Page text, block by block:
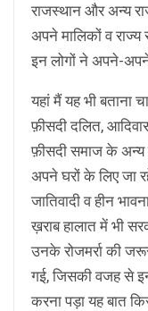
राजस्थान और अन्य
अपने मालिकों व राज्य
इन लोगों ने अपने-
यहां मैं यह भी बताना
फ़ीसदी दलित,
फ़ीसदी समाज के अन्य
अपने घरों के लिए जा
जातिवादी व हीन
ख़राब हालात में भी
उनके रोजमर्रा की
गई, जिसकी वजह से
करना पड़ा यह बात